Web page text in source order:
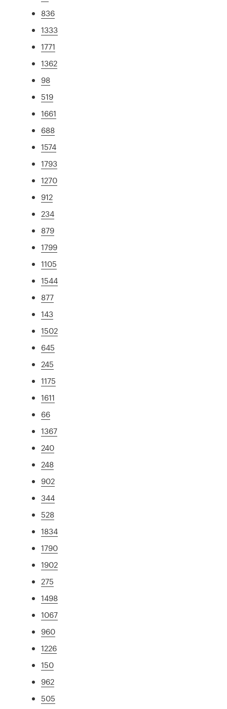
836
1333
1771
1362
98
519
1661
688
1574
1793
1270
912
234
879
1799
1105
1544
877
143
1502
645
245
1175
1611
66
1367
240
248
902
344
528
1834
1790
1902
275
1498
1067
960
1226
150
962
505